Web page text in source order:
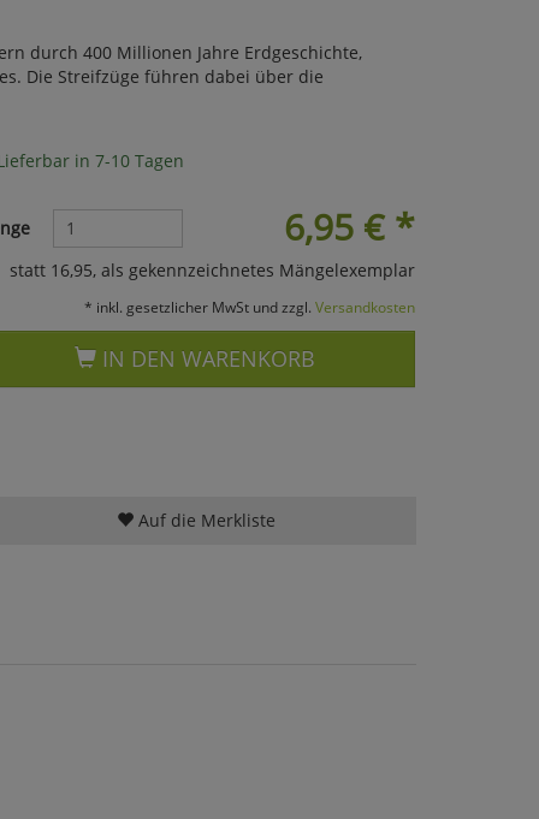
durch 400 Millionen Jahre Erdgeschichte,
Die Streifzüge führen dabei über die
in 7-10 Tagen
6,95 €*
statt 16,95, als gekennzeichnetes Mängelexemplar
* inkl. gesetzlicher MwSt und zzgl. Versandkosten
IN DEN WARENKORB
Auf die Merkliste